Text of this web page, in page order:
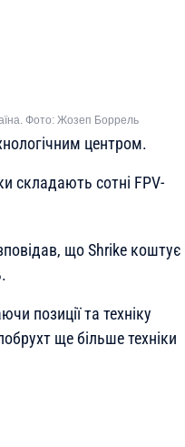
Фото: Жозеп Боррель
центром.
складають сотні FPV-
що Shrike коштує
позиції та техніку
ще більше техніки